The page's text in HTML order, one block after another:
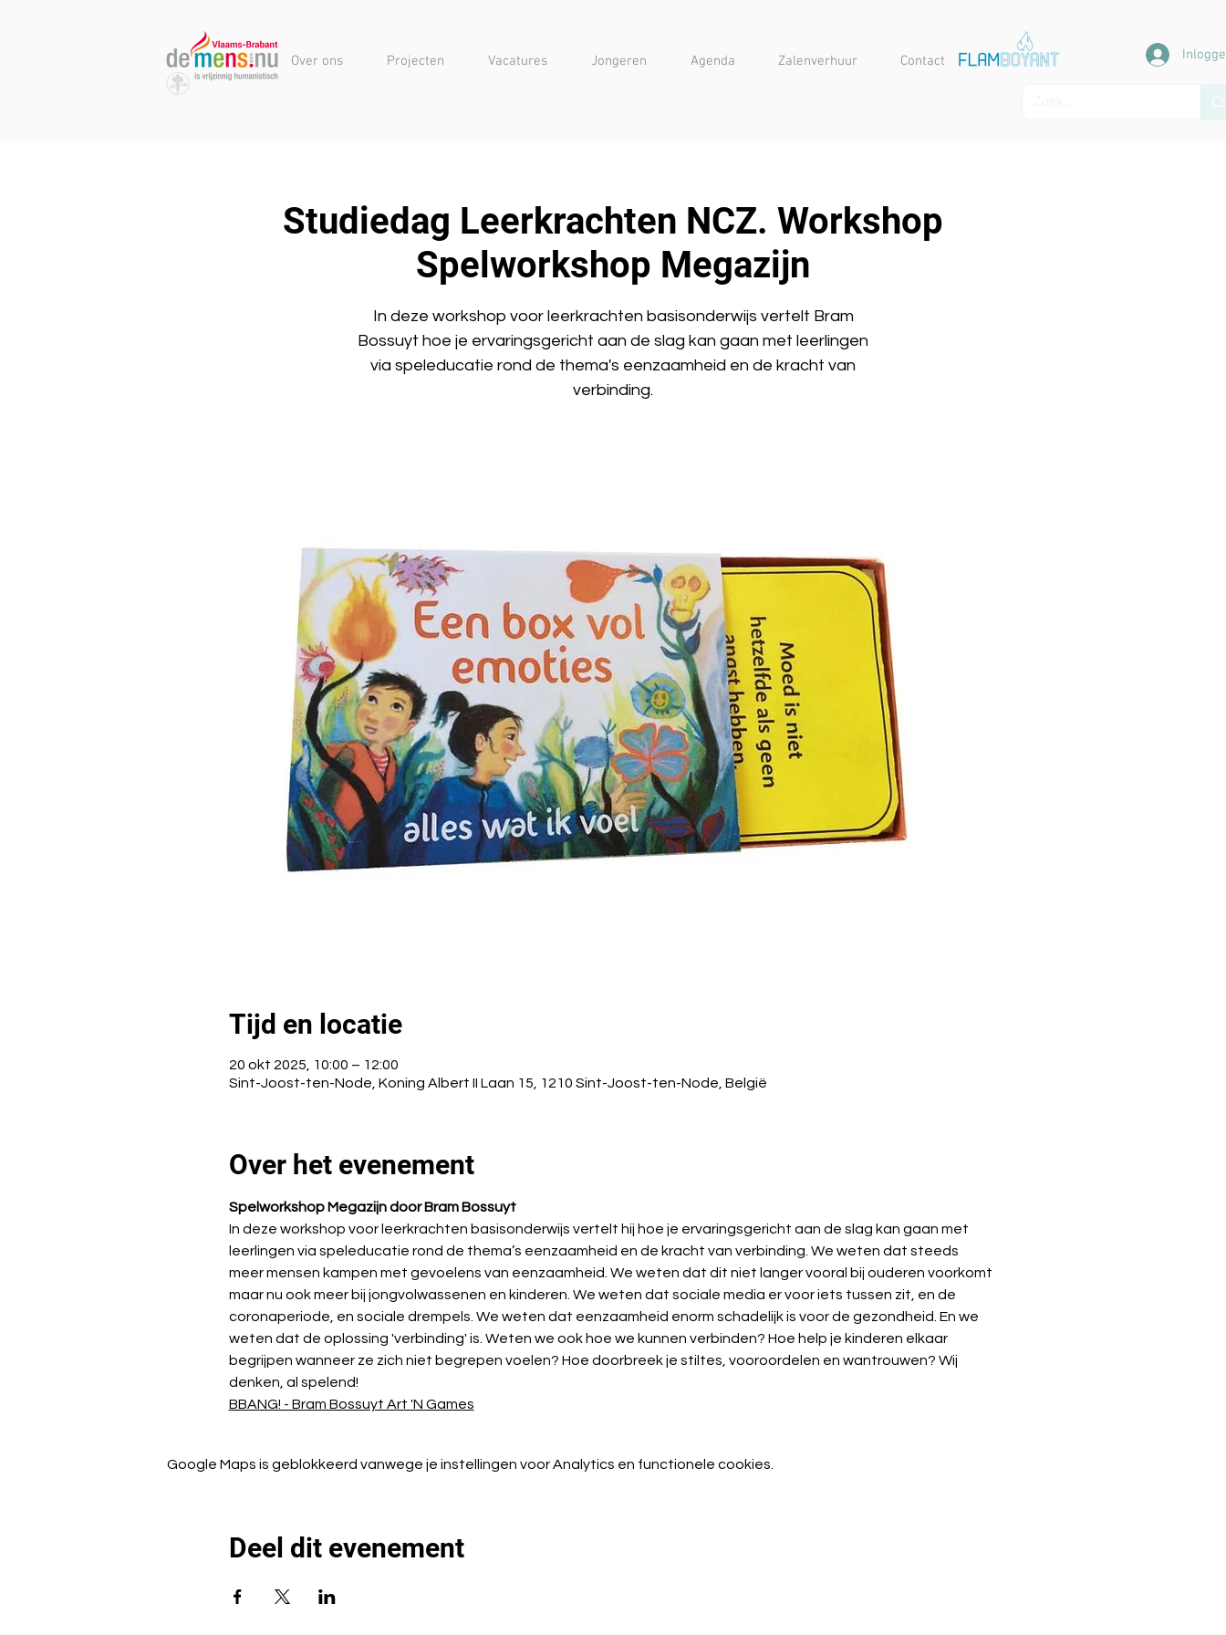
Over ons Projecten Vacatures Jongeren Agenda Zalenverhuur Contact
Studiedag Leerkrachten NCZ. Workshop
Spelworkshop Megazijn
In deze workshop voor leerkrachten basisonderwijs vertelt Bram
Bossuyt hoe je ervaringsgericht aan de slag kan gaan met leerlingen
via speleducatie rond de thema's eenzaamheid en de kracht van
verbinding.
Tijd en locatie
20 okt 2025, 10:00 – 12:00
Sint-Joost-ten-Node, Koning Albert II Laan 15, 1210 Sint-Joost-ten-Node, België
Over het evenement
Spelworkshop Megazijn door Bram Bossuyt
In deze workshop voor leerkrachten basisonderwijs vertelt hij hoe je ervaringsgericht aan de slag kan gaan met
leerlingen via speleducatie rond de thema’s eenzaamheid en de kracht van verbinding. We weten dat steeds
meer mensen kampen met gevoelens van eenzaamheid. We weten dat dit niet langer vooral bij ouderen voorkomt
maar nu ook meer bij jongvolwassenen en kinderen. We weten dat sociale media er voor iets tussen zit, en de
coronaperiode, en sociale drempels. We weten dat eenzaamheid enorm schadelijk is voor de gezondheid. En we
weten dat de oplossing 'verbinding' is. Weten we ook hoe we kunnen verbinden? Hoe help je kinderen elkaar
begrijpen wanneer ze zich niet begrepen voelen? Hoe doorbreek je stiltes, vooroordelen en wantrouwen? Wij
denken, al spelend!
BBANG! - Bram Bossuyt Art 'N Games
Google Maps is geblokkeerd vanwege je instellingen voor Analytics en functionele cookies.
Deel dit evenement